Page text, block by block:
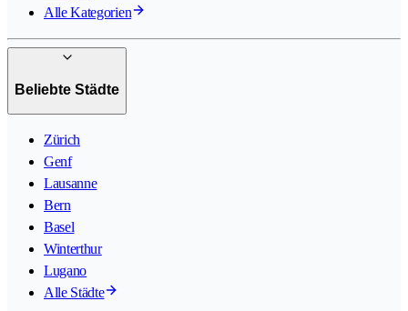
Alle Kategorien
Beliebte Städte
Zürich
Genf
Lausanne
Bern
Basel
Winterthur
Lugano
Alle Städte